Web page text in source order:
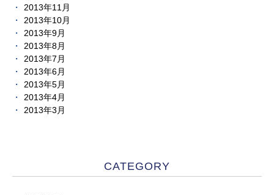
2013年11月
2013年10月
2013年9月
2013年8月
2013年7月
2013年6月
2013年5月
2013年4月
2013年3月
CATEGORY